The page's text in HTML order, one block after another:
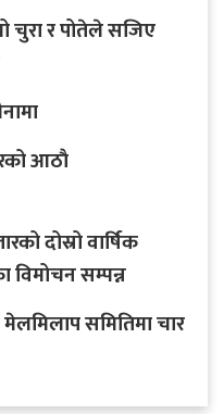
र पोतेले सजिए
आठाै
दोस्रो वार्षिक
विमोचन सम्पन्न
समितिमा चार